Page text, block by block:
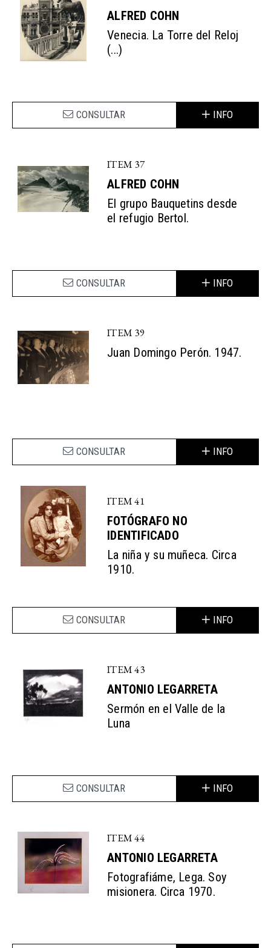
ALFRED COHN
Venecia. La Torre del Reloj
(...)
CONSULTAR INFO
ITEM 37
ALFRED COHN
El grupo Bauquetins desde
el refugio Bertol.
CONSULTAR INFO
ITEM 39
Juan Domingo Perón. 1947.
CONSULTAR INFO
ITEM 41
FOTÓGRAFO NO
IDENTIFICADO
La niña y su muñeca. Circa
1910.
CONSULTAR INFO
ITEM 43
ANTONIO LEGARRETA
​Sermón en el Valle de la
Luna
CONSULTAR INFO
ITEM 44
ANTONIO LEGARRETA
Fotografiáme, Lega. Soy
misionera. Circa 1970.